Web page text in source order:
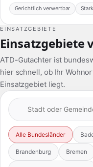
Gerichtlich verwertbar
EINSATZGEBIETE
Einsatzgebiete
ATD-Gutachter ist
hier schnell, ob Ihr
Einsatzgebiet liegt.
Alle Bundesländer
Brandenburg Bremen